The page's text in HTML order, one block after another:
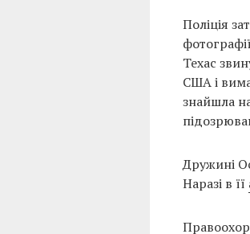
Поліція
Техас
США і
знайшла
Дружині
Наразі в її